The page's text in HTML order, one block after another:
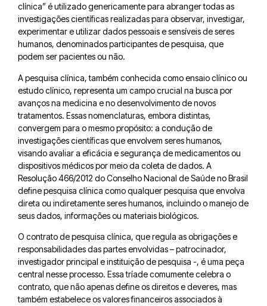
clínica” é utilizado genericamente para abranger todas as
investigações científicas realizadas para observar, investigar,
experimentar e utilizar dados pessoais e sensíveis de seres
humanos, denominados participantes de pesquisa, que
podem ser pacientes ou não.
A pesquisa clínica, também conhecida como ensaio clínico ou
estudo clínico, representa um campo crucial na busca por
avanços na medicina e no desenvolvimento de novos
tratamentos. Essas nomenclaturas, embora distintas,
convergem para o mesmo propósito: a condução de
investigações científicas que envolvem seres humanos,
visando avaliar a eficácia e segurança de medicamentos ou
dispositivos médicos por meio da coleta de dados. A
Resolução 466/2012 do Conselho Nacional de Saúde no Brasil
define pesquisa clínica como qualquer pesquisa que envolva
direta ou indiretamente seres humanos, incluindo o manejo de
seus dados, informações ou materiais biológicos.
O contrato de pesquisa clínica, que regula as obrigações e
responsabilidades das partes envolvidas – patrocinador,
investigador principal e instituição de pesquisa -, é uma peça
central nesse processo. Essa tríade comumente celebra o
contrato, que não apenas define os direitos e deveres, mas
também estabelece os valores financeiros associados à